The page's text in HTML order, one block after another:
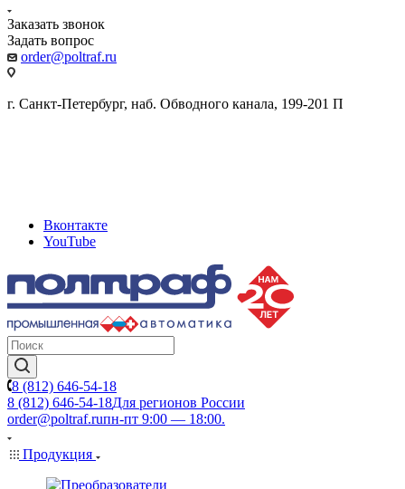
Заказать звонок
Задать вопрос
order@poltraf.ru
г. Санкт-Петербург, наб. Обводного канала, 199-201 П
Вконтакте
YouTube
8 (812) 646-54-18
8 (812) 646-54-18Для регионов России
order@poltraf.ruпн-пт 9:00 — 18:00.
Продукция